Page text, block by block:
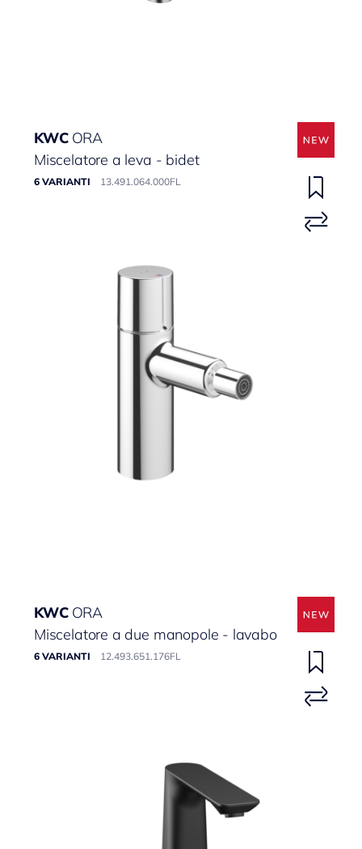
KWC ORA
Miscelatore a leva - bidet
6 VARIANTI 13.491.064.000FL
KWC ORA
Miscelatore a due manopole - lavabo
6 VARIANTI 12.493.651.176FL